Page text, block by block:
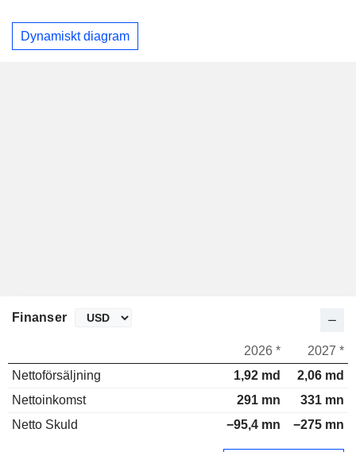
Dynamiskt diagram
Finanser
2026 *
2027 *
Nettoförsäljning
1,92 md
2,06 md
Nettoinkomst
291 mn
331 mn
Netto Skuld
−95,4 mn −275 mn